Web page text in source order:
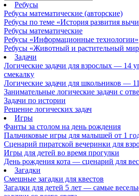
Ребусы
Ребусы математические (авторские)
Ребусы по теме «История развития
Ребусы математические
Ребусы «Информационные технологии»
Ребусы «Животный и растительный
Задачи
Логические задачи для взрослых — 14
смекалку
Логические задачи для школьников —
Занимательные логические задачи с
Задачи по истории
Решение логических задач
Игры
Фанты за столом на день рождения
Пальчиковые игры для малышей от 1
Сценарий пиратской вечеринки для
Игры для детей во время прогулки
День рождения кота — сценарий для
Загадки
Смешные загадки для квестов
Загадки для детей 5 лет — самые